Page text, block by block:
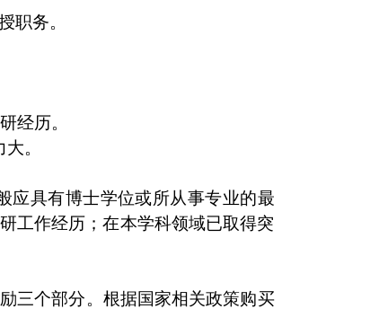
职务。
经历。
。
应具有博士学位或所从事专业的最
工作经历；在本学科领域已取得突
三个部分。根据国家相关政策购买